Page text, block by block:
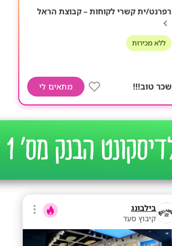
רפרנט/ית קשרי לקוחות – קבוצת הראל
ללא מכירות
שכר טוב!!! מתאים לי
בילבונג
קיבוץ סעד